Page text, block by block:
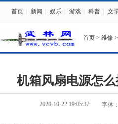
首页 新闻 娱乐 游戏 科普 文
首页 > 维修 >
机箱风扇电源怎
2020-10-22 19:05:37 字体：